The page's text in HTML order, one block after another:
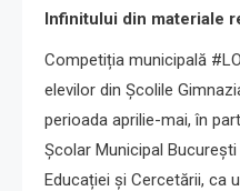
Infinitului din materiale
Competiția municipală
elevilor din Școlile
perioada aprilie-mai, în
Școlar Municipal
Educației și Cercetării, ca